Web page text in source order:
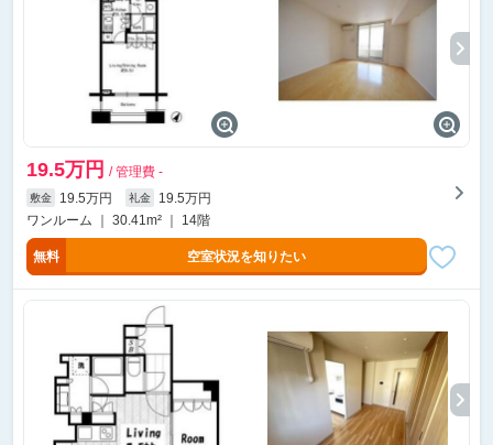
19.5万円 / 管理費 -
敷金 19.5万円 礼金
19.5万円
ワンルーム ｜ 30.41m² ｜ 14階
無料 空室状況を知りたい